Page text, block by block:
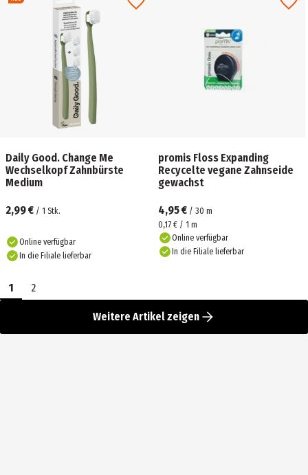
Daily Good. Change Me
Wechselkopf Zahnbürste
Medium
2,99 € / 1 Stk.
Online verfügbar
In die Filiale lieferbar
promis Floss Expanding
Recycelte vegane Zahnseide
gewachst
4,95 € / 30 m
0,17 € / 1 m
Online verfügbar
In die Filiale lieferbar
1 2
Weitere Artikel zeigen